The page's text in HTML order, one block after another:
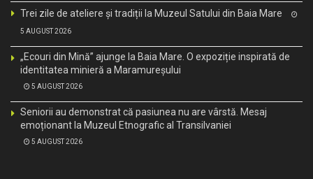
Trei zile de ateliere și tradiții la Muzeul Satului din Baia Mare
5 AUGUST 2026
„Ecouri din Mină” ajunge la Baia Mare. O expoziție inspirată de
identitatea minieră a Maramureșului
5 AUGUST 2026
Seniorii au demonstrat că pasiunea nu are vârstă. Mesaj
emoționant la Muzeul Etnografic al Transilvaniei
5 AUGUST 2026